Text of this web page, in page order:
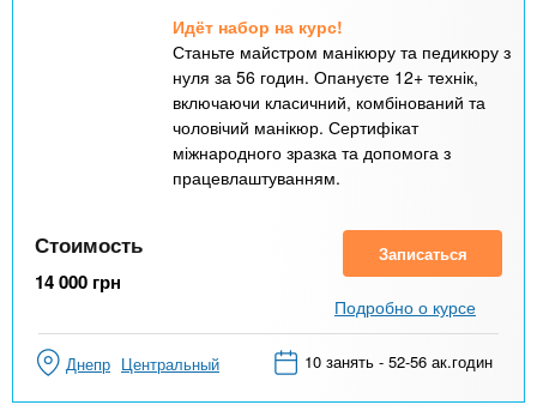
Идёт набор на курс!
Станьте майстром манікюру та педикюру з
нуля за 56 годин. Опануєте 12+ технік,
включаючи класичний, комбінований та
чоловічий манікюр. Сертифікат
міжнародного зразка та допомога з
працевлаштуванням.
Стоимость
14 000 грн
Записаться
Подробно о курсе
Днепр Центральный 10 занять - 52-56 ак.годин